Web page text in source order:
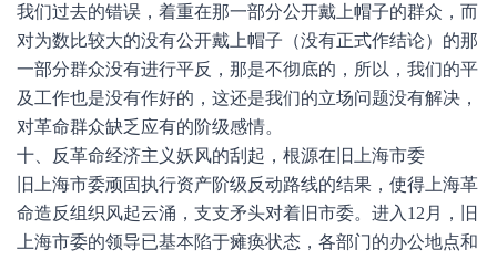
我们过去的错误，着重在那一部分公开戴上帽子的群众，而
对为数比较大的没有公开戴上帽子（没有正式作结论）的那
一部分群众没有进行平反，那是不彻底的，所以，我们的平
及工作也是没有作好的，这还是我们的立场问题没有解决，
对革命群众缺乏应有的阶级感情。
十、反革命经济主义妖风的刮起，根源在旧上海市委
旧上海市委顽固执行资产阶级反动路线的结果，使得上海革
命造反组织风起云涌，支支矛头对着旧市委。进入12月，旧
上海市委的领导已基本陷于瘫痪状态，各部门的办公地点和